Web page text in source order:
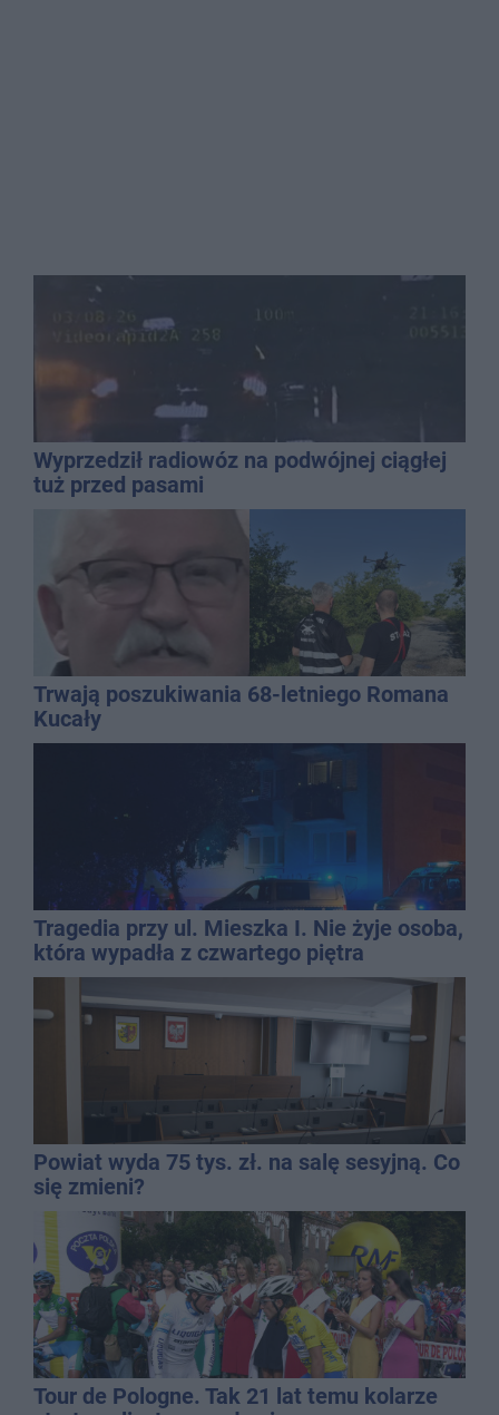
Wyprzedził radiowóz na podwójnej ciągłej
tuż przed pasami
Trwają poszukiwania 68-letniego Romana
Kucały
Tragedia przy ul. Mieszka I. Nie żyje osoba,
która wypadła z czwartego piętra
Powiat wyda 75 tys. zł. na salę sesyjną. Co
się zmieni?
Tour de Pologne. Tak 21 lat temu kolarze